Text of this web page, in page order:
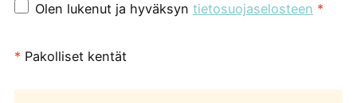
Olen lukenut ja hyväksyntietosuojaselosteen *
* Pakolliset kentät